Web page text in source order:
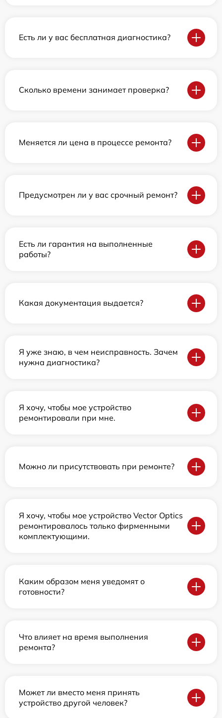
Есть ли у вас бесплатная диагностика?
Сколько времени занимает проверка?
Меняется ли цена в процессе ремонта?
Предусмотрен ли у вас срочный ремонт?
Есть ли гарантия на выполненные
работы?
Какая документация выдается?
Я уже знаю, в чем неисправность. Зачем
нужна диагностика?
Я хочу, чтобы мое устройство
ремонтировали при мне.
Можно ли присутствовать при ремонте?
Я хочу, чтобы мое устройство Vector Optics
ремонтировалось только фирменными
комплектующими.
Каким образом меня уведомят о
готовности?
Что влияет на время выполнения
ремонта?
Может ли вместо меня принять
устройство другой человек?